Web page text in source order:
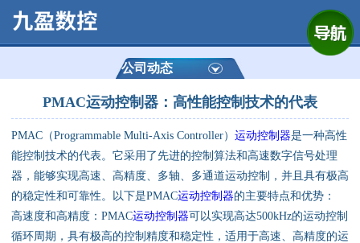
公司简介
产品展示
运动控制器
通用数控系统
定制数控系统
公司动态
PMAC运动控制器：高性能控制技术的代表
PMAC（Programmable Multi-Axis Controller） 运动控制器是一种高性
能控制技术的代表。它采用了先进的控制算法和高速数字信号处理
器，能够实现高速、高精度、多轴、多通道运动控制，并且具有极高
的稳定性和可靠性。以下是PMAC运动控制器的主要特点和优势：
高速度和高精度：PMAC运动控制器可以实现高达500kHz的运动控制
循环周期，具有极高的控制精度和稳定性，适用于高速、高精度的运